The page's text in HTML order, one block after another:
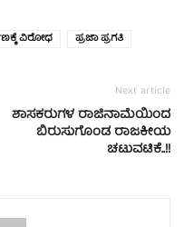
ವಿರೋಧ ಪ್ರಜಾ ಪ್ರಗತಿ
Next article
ಶಾಸಕರುಗಳ ರಾಜಿನಾಮೆಯಿಂದ
ಬಿರುಸುಗೊಂಡ ರಾಜಕೀಯ
ಚಟುವಟಿಕೆ..!!